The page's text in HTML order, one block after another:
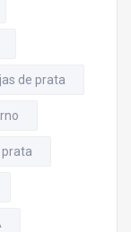
de prata
prata